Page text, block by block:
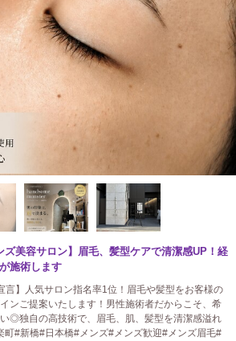
美容サロン】眉毛、髪型ケアで清潔感UP！経
施術します
言】人気サロン指名率1位！眉毛や髪型をお客様の
ンご提案いたします！男性施術者だからこそ、希
◎独自の高技術で、眉毛、肌、髪型を清潔感溢れ
町#新橋#日本橋#メンズ#メンズ歓迎#メンズ眉毛#